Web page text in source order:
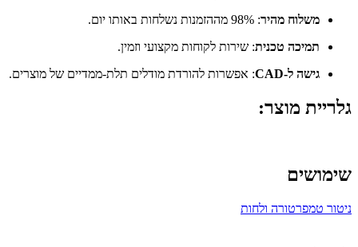
משלוח מהיר: 98% מההזמנות נשלחות באותו יום.
תמיכה טכנית: שירות לקוחות מקצועי וזמין.​
גישה ל-CAD
: אפשרות להורדת מודלים תלת-ממדיים של מוצרים.​
גלריית מוצר:
שימושים
ניטור טמפרטורה ולחות